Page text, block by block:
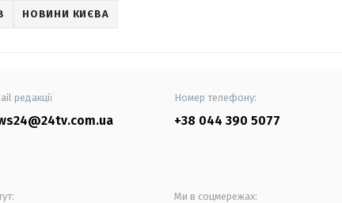
НОВИНИ КИЄВА
редакції Номер телефону:
+38 044 390 5077
Ми в соцмережах: